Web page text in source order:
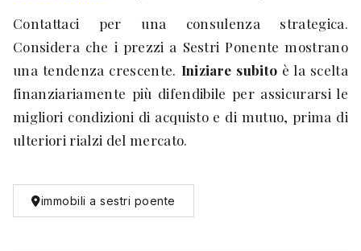
Contattaci per una consulenza strategica.
Considera che i prezzi a Sestri Ponente mostrano
una tendenza crescente. Iniziare subito è la scelta
finanziariamente più difendibile per assicurarsi le
migliori condizioni di acquisto e di mutuo, prima di
ulteriori rialzi del mercato.
immobili a sestri poente